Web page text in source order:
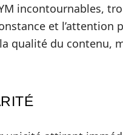
incontournables,
et l’attention
qualité du contenu,